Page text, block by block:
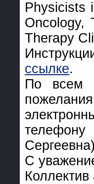
Physicists
Oncology,
Therapy
ссылке.
По всем
С